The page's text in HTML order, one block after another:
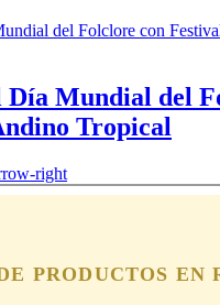
Día Mundial del
Tropical